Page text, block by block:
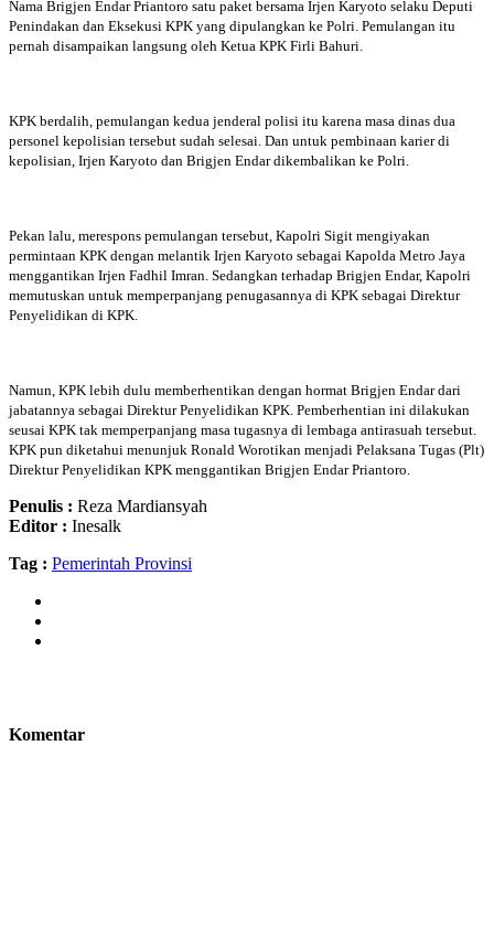
Nama Brigjen Endar Priantoro satu paket bersama Irjen Karyoto selaku Deputi
Penindakan dan Eksekusi KPK yang dipulangkan ke Polri. Pemulangan itu
pernah disampaikan langsung oleh Ketua KPK Firli Bahuri.
KPK berdalih, pemulangan kedua jenderal polisi itu karena masa dinas dua
personel kepolisian tersebut sudah selesai. Dan untuk pembinaan karier di
kepolisian, Irjen Karyoto dan Brigjen Endar dikembalikan ke Polri.
Pekan lalu, merespons pemulangan tersebut, Kapolri Sigit mengiyakan
permintaan KPK dengan melantik Irjen Karyoto sebagai Kapolda Metro Jaya
menggantikan Irjen Fadhil Imran. Sedangkan terhadap Brigjen Endar, Kapolri
memutuskan untuk memperpanjang penugasannya di KPK sebagai Direktur
Penyelidikan di KPK.
Namun, KPK lebih dulu memberhentikan dengan hormat Brigjen Endar dari
jabatannya sebagai Direktur Penyelidikan KPK. Pemberhentian ini dilakukan
seusai KPK tak memperpanjang masa tugasnya di lembaga antirasuah tersebut.
KPK pun diketahui menunjuk Ronald Worotikan menjadi Pelaksana Tugas (Plt)
Direktur Penyelidikan KPK menggantikan Brigjen Endar Priantoro.
Penulis : Reza Mardiansyah
Editor : Inesalk
Tag : Pemerintah Provinsi
Komentar